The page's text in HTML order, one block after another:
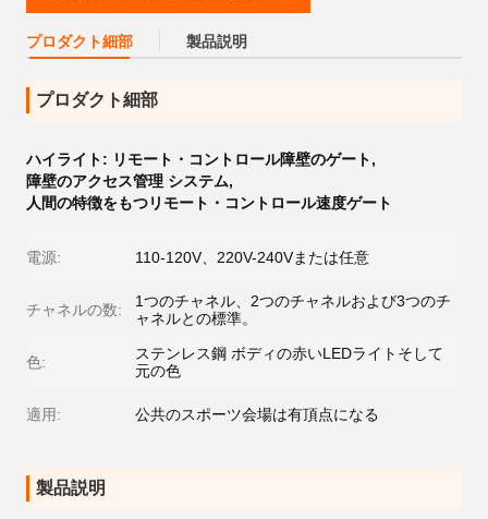
プロダクト細部 製品説明
プロダクト細部
ハイライト: リモート・コントロール障壁のゲート,
障壁のアクセス管理 システム,
人間の特徴をもつリモート・コントロール速度ゲート
電源: 110-120V、220V-240Vまたは任意
チャネルの数:
1つのチャネル、2つのチャネルおよび3つのチ
ャネルとの標準。
色:
ステンレス鋼 ボディの赤いLEDライトそして
元の色
適用: 公共のスポーツ会場は有頂点になる
製品説明